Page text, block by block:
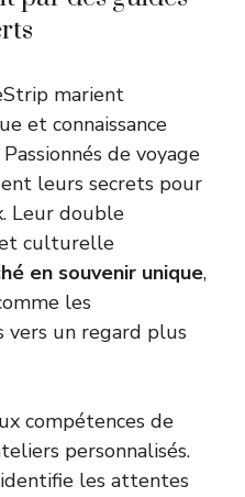
marient
et connaissance
de voyage
leurs secrets pour
Leur double
culturelle
en souvenir unique,
les
vers un regard plus
compétences de
personnalisés.
les attentes